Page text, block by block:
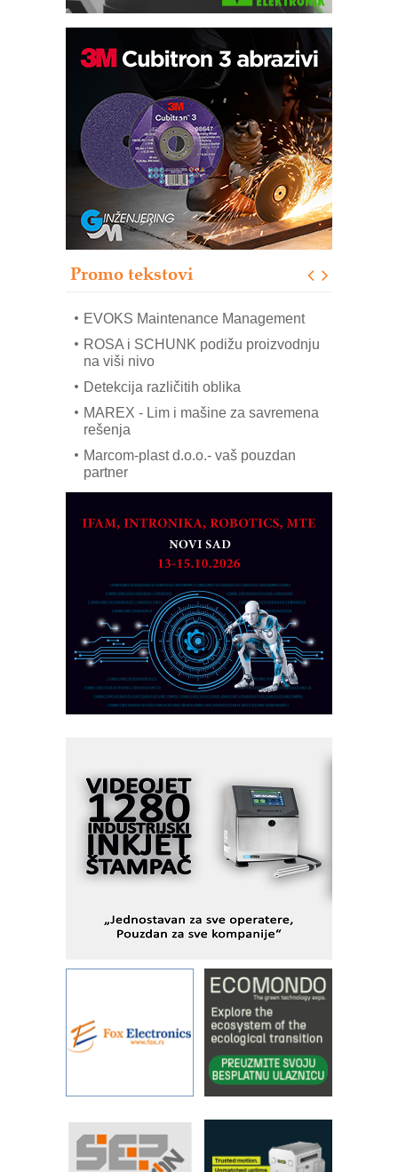
Promo tekstovi
Trajna oznaka kao dugoročna korist
Bezbednost na prvom mestu!
IB BLUMENAUER - više od 40 godina
poverenja u industriji
RMQ-TITAN ADVANCED INDICATOR
– Pametna signalizacija za efikasnije
upravljanje mašinama
Sigurnije ispitivanje transformatora u
solarnim elektranama i vetroparkovima
EVOKS Maintenance Management
ROSA i SCHUNK podižu proizvodnju
na viši nivo
Detekcija različitih oblika
MAREX - Lim i mašine za savremena
rešenja
Marcom-plast d.o.o.- vaš pouzdan
partner
obradu!
Razvoj asortimanskog pravca MINI-
PLC AKYTEC
AUKOM: Svetski standard metrologije
dostupan u Srbiji
MOTOMAN – NEXT-Robotika vođena
veštačkom inteligencijom
I.SAFE MOBILE revolucioniše
industrijsku automatizaciju
pionirskimmobile operator PANEL-OM
KIP KOP – napredna rešenja za
savremene industrijske i logističke
objekte
Alba d.o.o. – 35 godina preciznosti u
metrologiji i pametnim dozirnim
rešenjima
STAUFF – Komponente koje
sistema
YAMADA pumpe – japanska
pouzdanost u transferu fluida
Filtration Group Industrial – Napredna
rešenja za filtraciju u hidrauličkim i
procesnim sistemima
Art Utopia Studio – vizuelne priče
RILINEX kompanije Rittal
FANUC: Najbolje za vašu pametnu